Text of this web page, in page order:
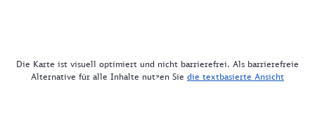
Die Karte ist visuell optimiert und nicht barrierefrei. Als barrierefreie
Alternative für alle Inhalte nutzen Sie die textbasierte Ansicht